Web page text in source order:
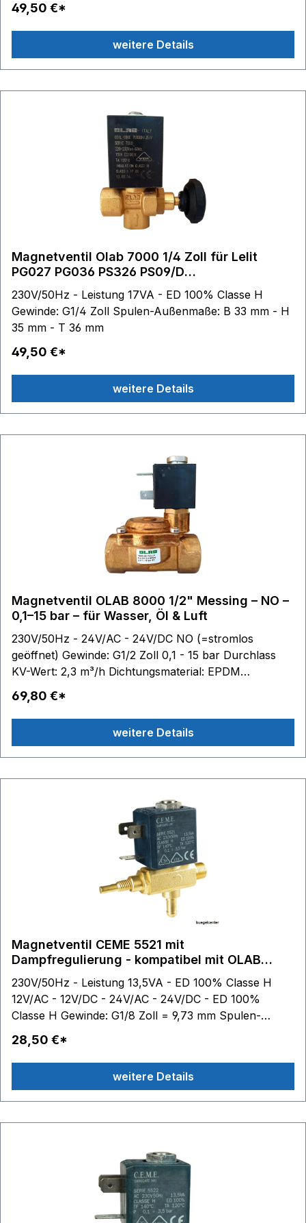
49,50 €*
weitere Details
Magnetventil Olab 7000 1/4 Zoll für Lelit
PG027 PG036 PS326 PS09/D
230V/50Hz - Leistung 17VA - ED 100% Classe H
Gewinde: G1/4 Zoll Spulen-Außenmaße: B 33 mm - H
49,50 €*
weitere Details
Magnetventil OLAB 8000 1/2" Messing – NO –
0,1–15 bar – für Wasser, Öl & Luft
230V/50Hz - 24V/AC - 24V/DC NO (=stromlos
geöffnet) Gewinde: G1/2 Zoll 0,1 - 15 bar Durchlass
KV-Wert: 2,3 m³/h Dichtungsmaterial: EPDM
Temperaturbereich: -10°C bis +140°C inklusive
elektrischer Anschlussstecker und Schraube Medien:
Wasser, Luft und Öl
69,80 €*
weitere Details
Magnetventil CEME 5521 mit
Dampfregulierung - kompatibel mit OLAB
230V/50Hz - Leistung 13,5VA - ED 100% Classe H
12V/AC - 12V/DC - 24V/AC - 24V/DC - ED 100%
Classe H Gewinde: G1/8 Zoll = 9,73 mm Spulen-
Außenmaße: B 22 mm - H 27,5 mm - T 29,5 mm im
28,50 €*
weitere Details